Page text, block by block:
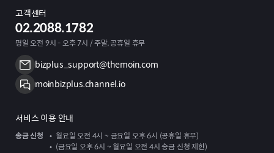
고객센터
02.2088.1782
평일 오전 9시 - 오후 7시 / 주말, 공휴일 휴무
bizplus_support@themoin.com
moinbizplus.channel.io
서비스 이용 안내
송금 신청
월요일 오전 4시 ~ 금요일 오후 6시 (공휴일 휴무)
(금요일 오후 6시 ~ 월요일 오전 4시 송금 신청 제한)